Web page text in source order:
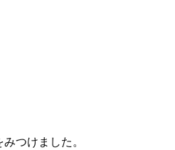
つけました。